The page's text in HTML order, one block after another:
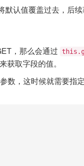
认值覆盖过去，后续
，那么会通过
来获取字段的值。
数，这时候就需要指